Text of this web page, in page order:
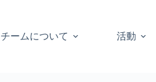
チームについて 活動